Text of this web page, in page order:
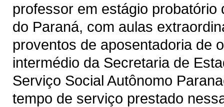
professor em estágio
do Paraná, com aulas
proventos de aposentadoria de
intermédio da Secretaria de
Serviço Social Autônomo
tempo de serviço prestado